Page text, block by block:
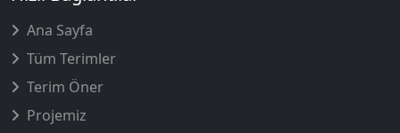
Ana Sayfa
Tüm Terimler
Terim Öner
Projemiz